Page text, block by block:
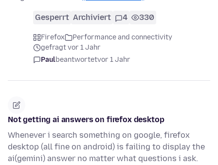
Gesperrt Archiviert 4 330
Firefox
Performance and connectivity
gefragt vor 1 Jahr
Paulbeantwortetvor 1 Jahr
Not getting ai answers on firefox desktop
Whenever i search something on google, firefox
desktop (all fine on android) is failing to display the
ai(gemini) answer no matter what questions i ask.